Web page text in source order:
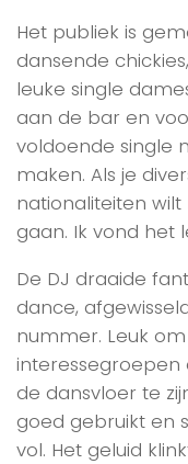
Het publiek is
dansende
leuke single
aan de bar en
voldoende single
maken. Als je
nationaliteiten
gaan. Ik vond het
De DJ draaide
dance,
nummer. Leuk
de dansvloer te
goed gebruikt en
vol. Het geluid